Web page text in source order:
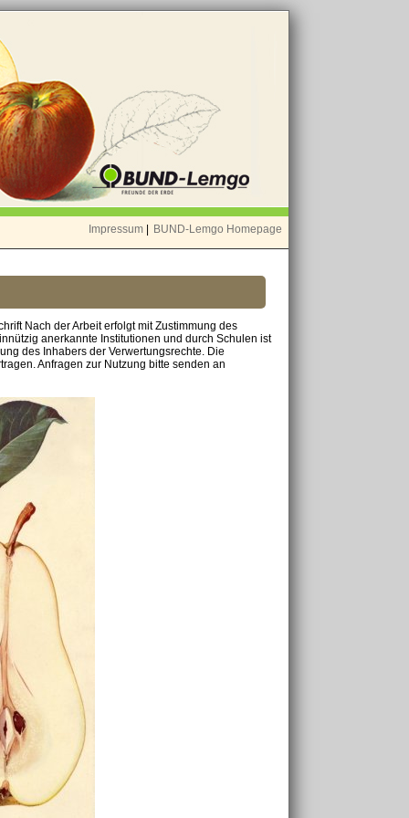
Impressum BUND-Lemgo Homepage
Nach der Arbeit erfolgt mit Zustimmung des
anerkannte Institutionen und durch Schulen ist
des Inhabers der Verwertungsrechte. Die
Anfragen zur Nutzung bitte senden an